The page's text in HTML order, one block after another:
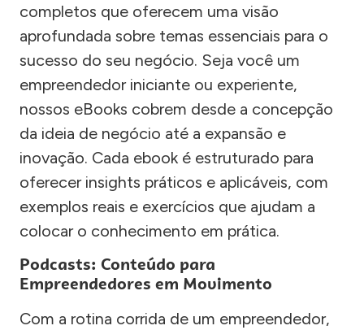
completos que oferecem uma visão
aprofundada sobre temas essenciais para o
sucesso do seu negócio. Seja você um
empreendedor iniciante ou experiente,
nossos eBooks cobrem desde a concepção
da ideia de negócio até a expansão e
inovação. Cada ebook é estruturado para
oferecer insights práticos e aplicáveis, com
exemplos reais e exercícios que ajudam a
colocar o conhecimento em prática.
Podcasts: Conteúdo para
Empreendedores em Movimento
Com a rotina corrida de um empreendedor,